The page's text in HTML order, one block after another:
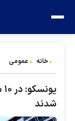
خانه عمومی
شدند